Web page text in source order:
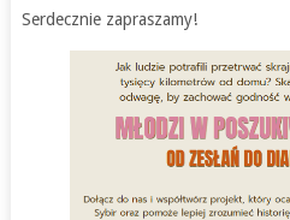
Serdecznie zapraszamy!